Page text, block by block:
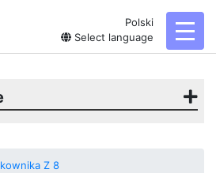
Polski
Select language
Z 8